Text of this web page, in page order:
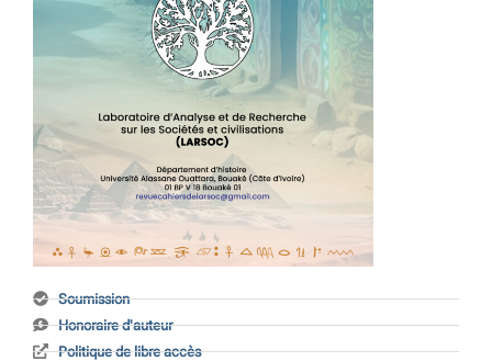
Soumission
Honoraire d'auteur
Politique de libre accès